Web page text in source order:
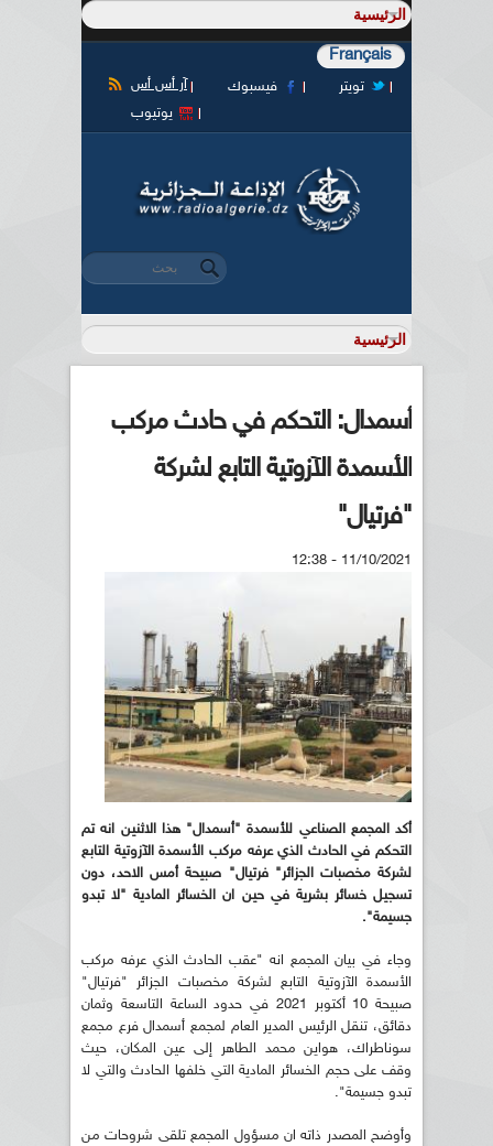
Français
آر أس أس فيسبوك
تويتر
يوتيوب
استمارة البحث
‏بحث ‏
أسمدال: التحكم في حادث مركب
الأسمدة الآزوتية التابع لشركة
"فرتيال"
11/10/2021 - 12:38
أكد المجمع الصناعي للأسمدة "أسمدال" هذا الاثنين انه تم
التحكم في الحادث الذي عرفه مركب الأسمدة الآزوتية التابع
لشركة مخصبات الجزائر" فرتيال" صبيحة أمس الاحد، دون
تسجيل خسائر بشرية في حين ان الخسائر المادية "لا تبدو
جسيمة".
وجاء في بيان المجمع انه "عقب الحادث الذي عرفه مركب
الأسمدة الآزوتية التابع لشركة مخصبات الجزائر "فرتيال"
صبيحة 10 أكتوبر 2021 في حدود الساعة التاسعة وثمان
دقائق، تنقل الرئيس المدير العام لمجمع أسمدال فرع مجمع
سوناطراك، هواين محمد الطاهر إلى عين المكان، حيث
وقف على حجم الخسائر المادية التي خلفها الحادث والتي لا
تبدو جسيمة".
وأوضح المصدر ذاته ان مسؤول المجمع تلقى شروحات من